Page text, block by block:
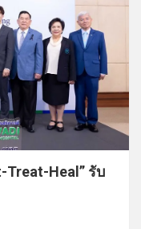
Treat-Heal” รับ